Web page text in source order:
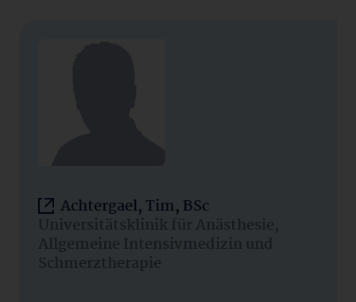
Achtergael, Tim, BSc
Universitätsklinik für Anästhesie,
Allgemeine Intensivmedizin und
Schmerztherapie